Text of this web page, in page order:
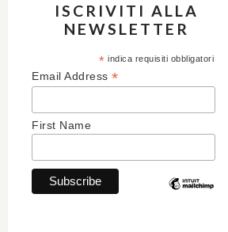
ISCRIVITI ALLA
NEWSLETTER
* indica requisiti obbligatori
Email Address *
First Name